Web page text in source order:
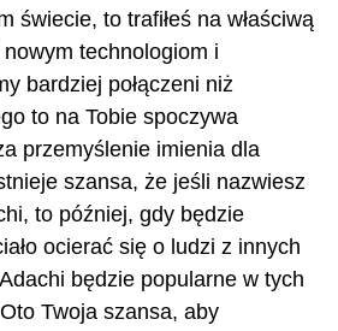
świecie, to trafiłeś na właściwą
technologiom i
bardziej połączeni niż
to na Tobie spoczywa
przemyślenie imienia dla
szansa, że jeśli nazwiesz
to później, gdy będzie
ocierać się o ludzi z innych
będzie popularne w tych
Twoja szansa, aby